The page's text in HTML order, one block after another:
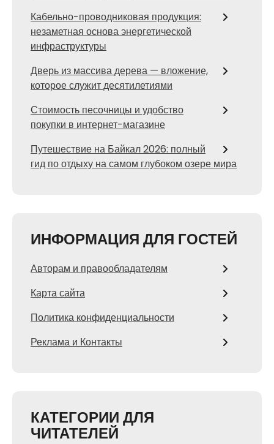
Кабельно-проводниковая продукция:
незаметная основа энергетической
инфраструктуры
Дверь из массива дерева — вложение,
которое служит десятилетиями
Стоимость песочницы и удобство
покупки в интернет-магазине
Путешествие на Байкал 2026: полный
гид по отдыху на самом глубоком озере мира
ИНФОРМАЦИЯ ДЛЯ ГОСТЕЙ
Авторам и правообладателям
Карта сайта
Политика конфиденциальности
Реклама и Контакты
КАТЕГОРИИ ДЛЯ
ЧИТАТЕЛЕЙ